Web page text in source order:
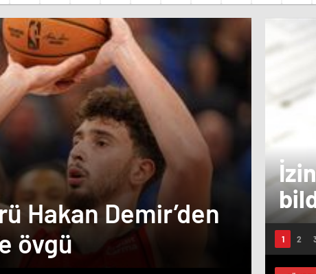
Hakan Demir’den
övgü
ne